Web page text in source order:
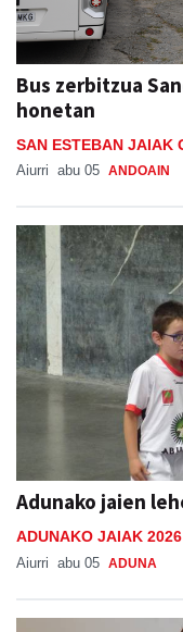
Bus zerbitzua
honetan
SAN ESTEBAN JAIAK
Aiurri abu 05 ANDOAIN
Adunako jaien
ADUNAKO JAIAK 2026
Aiurri abu 05 ADUNA